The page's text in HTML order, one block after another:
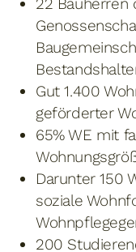
Gut 1.400
geförderter
65% WE mit
Darunter 150
soziale
200